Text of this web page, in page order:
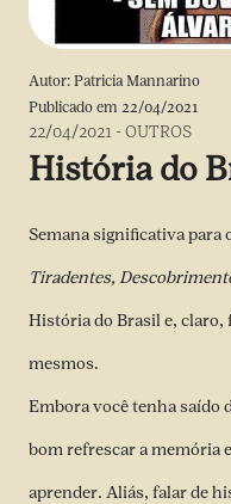
Autor: Patricia Mannarino
Publicado em 22/04/2021
22/04/2021 -OUTROS
História do
Semana significativa para
Tiradentes,
História do Brasil e, claro,
mesmos.
Embora você tenha saído
bom refrescar a memória
aprender. Aliás, falar de